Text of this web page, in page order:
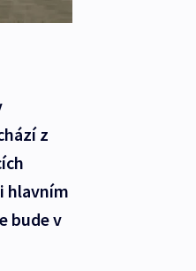
z
hlavním
bude v